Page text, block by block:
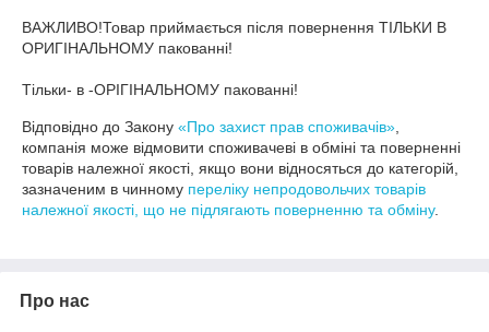
ВАЖЛИВО!Товар приймається після повернення ТІЛЬКИ В
ОРИГІНАЛЬНОМУ пакованні!
Тільки- в -ОРІГІНАЛЬНОМУ пакованні!
Відповідно до Закону «Про захист прав споживачів»
компанія може відмовити споживачеві в обміні та поверненні
товарів належної якості, якщо вони відносяться до категорій,
зазначеним в чинному переліку непродовольчих товарів
належної якості, що не підлягають поверненню та обміну.
Про нас